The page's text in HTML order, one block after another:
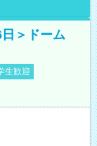
＞ドーム
生歓迎